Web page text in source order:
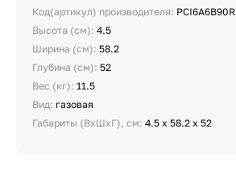
Код(артикул) производителя: PCI6A6B90R
Высота (см): 4.5
Ширина (см): 58.2
Глубина (см): 52
Вес (кг): 11.5
Вид: газовая
Габариты (ВхШхГ), см: 4.5 х 58.2 х 52